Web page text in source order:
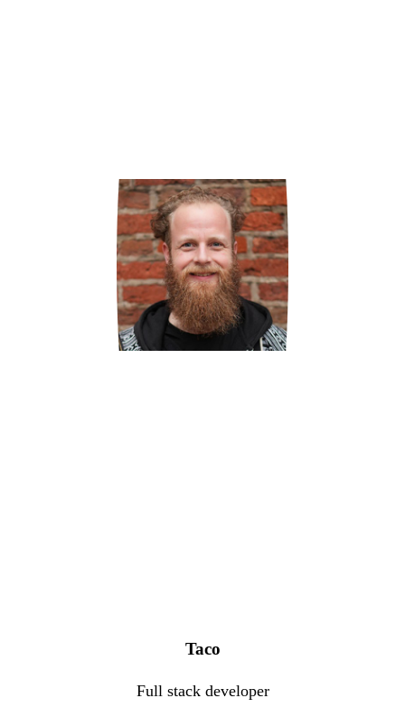
Taco
Full stack developer